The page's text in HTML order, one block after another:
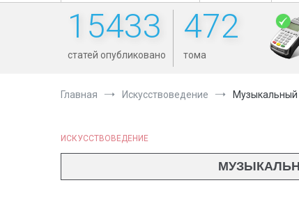
15433
статей опубликовано
472
тома
Главная Искусствоведение Музыкальный
ИСКУССТВОВЕДЕНИЕ